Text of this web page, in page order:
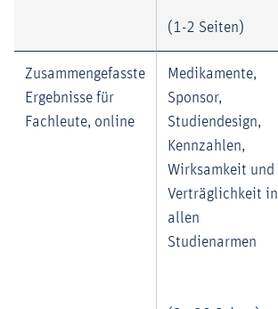
(1-2 Seiten)
Zusammengefasste
Ergebnisse für
Fachleute, online
Medikamente,
Sponsor,
Studiendesign,
Kennzahlen,
Wirksamkeit und
Verträglichkeit in
allen
Studienarmen